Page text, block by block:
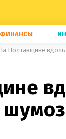
ФИНАНСЫ
На Полтавщине